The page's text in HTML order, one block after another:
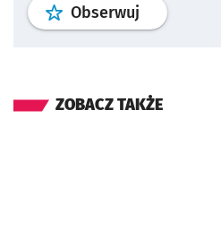
Obserwuj profil
ZOBACZ TAKŻE